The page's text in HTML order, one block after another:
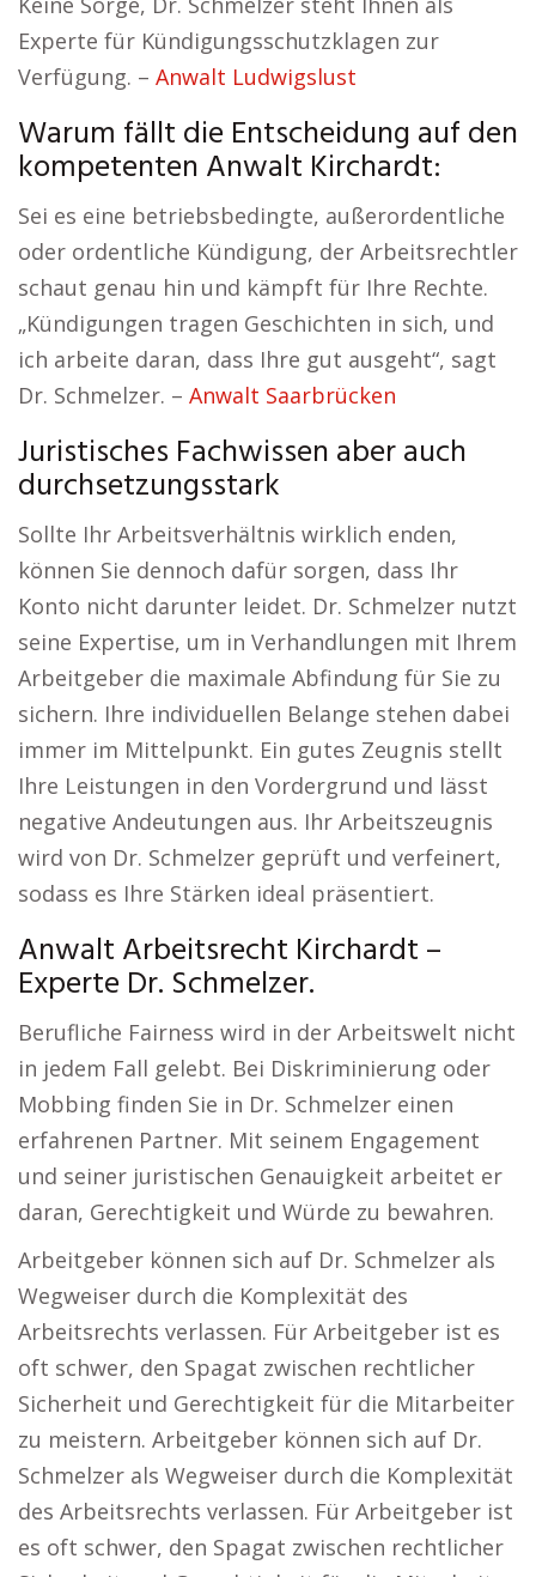
Experte für Kündigungsschutzklagen zur
Verfügung. – Anwalt Ludwigslust
Warum fällt die Entscheidung auf den
kompetenten Anwalt Kirchardt:
Sei es eine betriebsbedingte, außerordentliche
oder ordentliche Kündigung, der Arbeitsrechtler
schaut genau hin und kämpft für Ihre Rechte.
„Kündigungen tragen Geschichten in sich, und
ich arbeite daran, dass Ihre gut ausgeht“, sagt
Dr. Schmelzer. – Anwalt Saarbrücken
Juristisches Fachwissen aber auch
durchsetzungsstark
Sollte Ihr Arbeitsverhältnis wirklich enden,
können Sie dennoch dafür sorgen, dass Ihr
Konto nicht darunter leidet. Dr. Schmelzer nutzt
seine Expertise, um in Verhandlungen mit Ihrem
Arbeitgeber die maximale Abfindung für Sie zu
sichern. Ihre individuellen Belange stehen dabei
immer im Mittelpunkt. Ein gutes Zeugnis stellt
Ihre Leistungen in den Vordergrund und lässt
negative Andeutungen aus. Ihr Arbeitszeugnis
wird von Dr. Schmelzer geprüft und verfeinert,
sodass es Ihre Stärken ideal präsentiert.
Anwalt Arbeitsrecht Kirchardt –
Experte Dr. Schmelzer.
Berufliche Fairness wird in der Arbeitswelt nicht
in jedem Fall gelebt. Bei Diskriminierung oder
Mobbing finden Sie in Dr. Schmelzer einen
erfahrenen Partner. Mit seinem Engagement
und seiner juristischen Genauigkeit arbeitet er
daran, Gerechtigkeit und Würde zu bewahren.
Arbeitgeber können sich auf Dr. Schmelzer als
Wegweiser durch die Komplexität des
Arbeitsrechts verlassen. Für Arbeitgeber ist es
oft schwer, den Spagat zwischen rechtlicher
Sicherheit und Gerechtigkeit für die Mitarbeiter
zu meistern. Arbeitgeber können sich auf Dr.
Schmelzer als Wegweiser durch die Komplexität
des Arbeitsrechts verlassen. Für Arbeitgeber ist
es oft schwer, den Spagat zwischen rechtlicher